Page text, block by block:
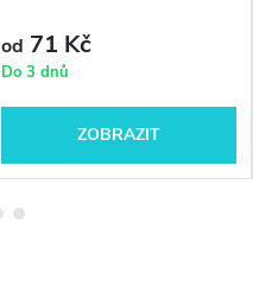
od 71 Kč
Do 3 dnů
ZOBRAZIT